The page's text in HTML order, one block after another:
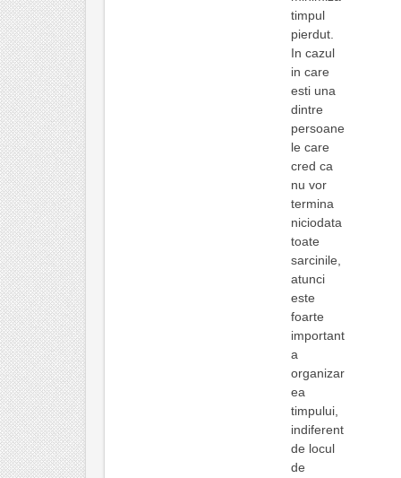
timpul
pierdut.
In cazul
in care
esti una
dintre
persoane
le care
cred ca
nu vor
termina
niciodata
toate
sarcinile,
atunci
este
foarte
important
a
organizar
ea
timpului,
indiferent
de locul
de